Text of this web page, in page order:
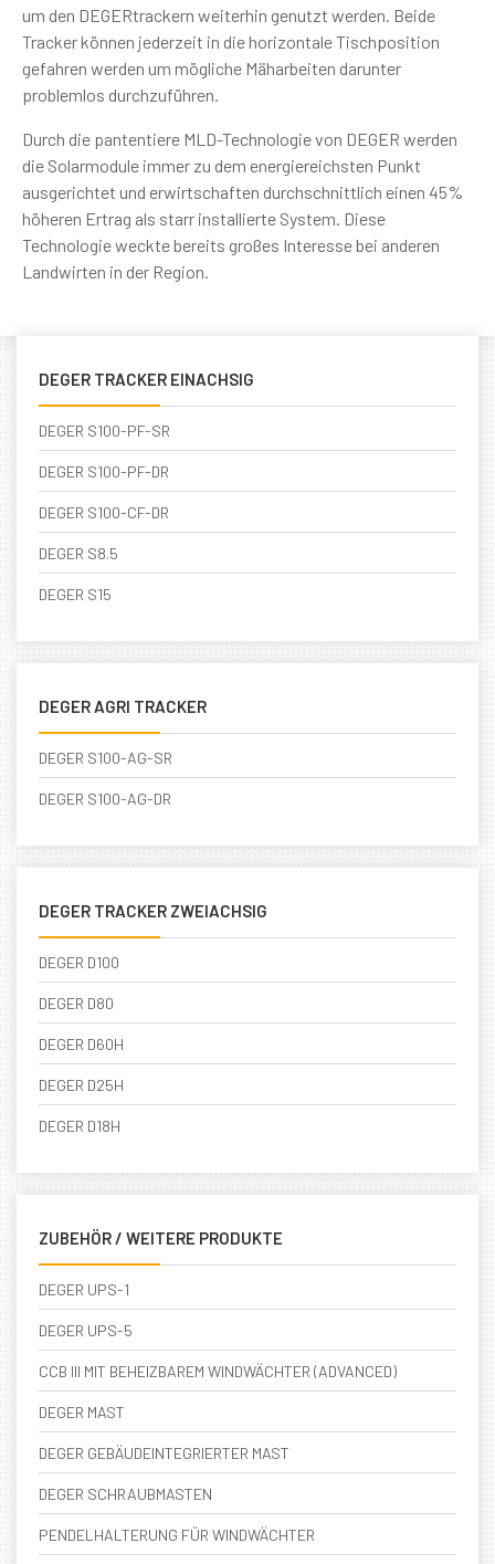
um den DEGERtrackern weiterhin genutzt werden. Beide
Tracker können jederzeit in die horizontale Tischposition
gefahren werden um mögliche Mäharbeiten darunter
problemlos durchzuführen.
Durch die pantentiere MLD-Technologie von DEGER werden
die Solarmodule immer zu dem energiereichsten Punkt
ausgerichtet und erwirtschaften durchschnittlich einen 45%
höheren Ertrag als starr installierte System. Diese
Technologie weckte bereits großes Interesse bei anderen
Landwirten in der Region.
DEGER TRACKER EINACHSIG
DEGER S100-PF-SR
DEGER S100-PF-DR
DEGER S100-CF-DR
DEGER S8.5
DEGER S15
DEGER AGRI TRACKER
DEGER S100-AG-SR
DEGER S100-AG-DR
DEGER TRACKER ZWEIACHSIG
DEGER D100
DEGER D80
DEGER D60H
DEGER D25H
DEGER D18H
ZUBEHÖR / WEITERE PRODUKTE
DEGER UPS-1
DEGER UPS-5
CCB III MIT BEHEIZBAREM WINDWÄCHTER (ADVANCED)
DEGER MAST
DEGER GEBÄUDEINTEGRIERTER MAST
DEGER SCHRAUBMASTEN
PENDELHALTERUNG FÜR WINDWÄCHTER